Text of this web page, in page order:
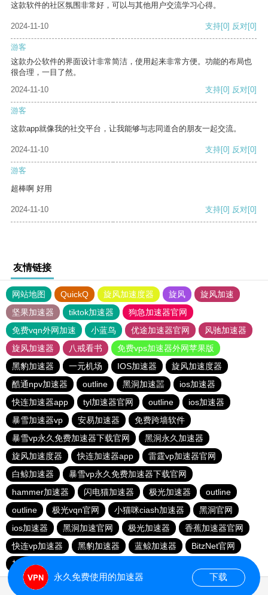
这款软件的社区氛围非常好，可以与其他用户交流学习心得。
2024-11-10 支持[0] 反对[0]
游客
这款办公软件的界面设计非常简洁，使用起来非常方便。功能的布局也
很合理，一目了然。
2024-11-10
支持[0] 反对[0]
游客
这款app就像我的社交平台，让我能够与志同道合的朋友一起交流。
2024-11-10 支持[0] 反对[0]
游客
超棒啊 好用
2024-11-10 支持[0] 反对[0]
友情链接
网站地图 QuickQ 旋风加速度器 旋风
旋风加速
坚果加速器
tiktok加速器
狗急加速器官网
免费vqn外网加速
小蓝鸟 优途加速器官网
风驰加速器
旋风加速器
八戒看书
免费vps加速器外网苹果版
黑豹加速器
一元机场 IOS加速器
旋风加速度器
酷通npv加速器
outline 黑洞加速噐
ios加速器
快连加速器app
tyl加速器官网 outline
ios加速器
暴雪加速器vp
安易加速器
免费跨墙软件
暴雪vp永久免费加速器下载官网
黑洞永久加速器
旋风加速度器
快连加速器app
雷霆vp加速器官网
白鲸加速器
暴雪vp永久免费加速器下载官网
hammer加速器
闪电猫加速器 极光加速器
outline
outline
极光vqn官网 小猫咪ciash加速器
黑洞官网
ios加速器
黑洞加速官网 极光加速器
香蕉加速器官网
快连vp加速器
黑豹加速器 蓝鲸加速器
BitzNet官网
加速器哪个好用
永久免费使用的加速器 下载